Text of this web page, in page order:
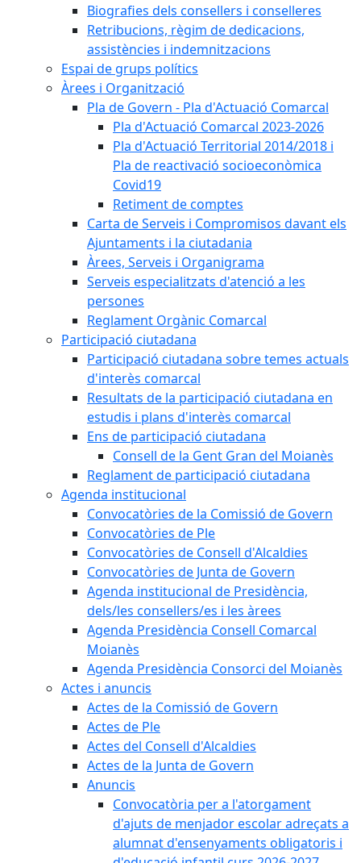
Biografies dels consellers i conselleres
Retribucions, règim de dedicacions,
assistències i indemnitzacions
Espai de grups polítics
Àrees i Organització
Pla de Govern - Pla d'Actuació Comarcal
Pla d'Actuació Comarcal 2023-2026
Pla d'Actuació Territorial 2014/2018 i
Pla de reactivació socioeconòmica
Covid19
Retiment de comptes
Carta de Serveis i Compromisos davant els
Ajuntaments i la ciutadania
Àrees, Serveis i Organigrama
Serveis especialitzats d'atenció a les
persones
Reglament Orgànic Comarcal
Participació ciutadana
Participació ciutadana sobre temes actuals
d'interès comarcal
Resultats de la participació ciutadana en
estudis i plans d'interès comarcal
Ens de participació ciutadana
Consell de la Gent Gran del Moianès
Reglament de participació ciutadana
Agenda institucional
Convocatòries de la Comissió de Govern
Convocatòries de Ple
Convocatòries de Consell d'Alcaldies
Convocatòries de Junta de Govern
Agenda institucional de Presidència,
dels/les consellers/es i les àrees
Agenda Presidència Consell Comarcal
Moianès
Agenda Presidència Consorci del Moianès
Actes i anuncis
Actes de la Comissió de Govern
Actes de Ple
Actes del Consell d'Alcaldies
Actes de la Junta de Govern
Anuncis
Convocatòria per a l'atorgament
d'ajuts de menjador escolar adreçats a
alumnat d'ensenyaments obligatoris i